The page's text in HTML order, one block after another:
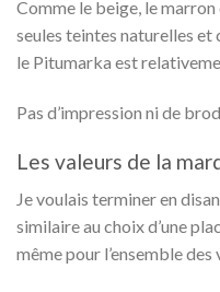
Comme le beige, le
seules teintes naturelles
le Pitumarka est
Pas d’impression ni de
Les valeurs de la
Je voulais terminer en
similaire au choix d’une
même pour l’ensemble des